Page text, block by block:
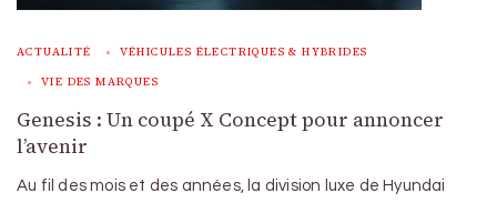
ACTUALITÉ VÉHICULES ÉLECTRIQUES & HYBRIDES
VIE DES MARQUES
Genesis : Un coupé X Concept pour annoncer
l’avenir
Au fil des mois et des années, la division luxe de Hyundai